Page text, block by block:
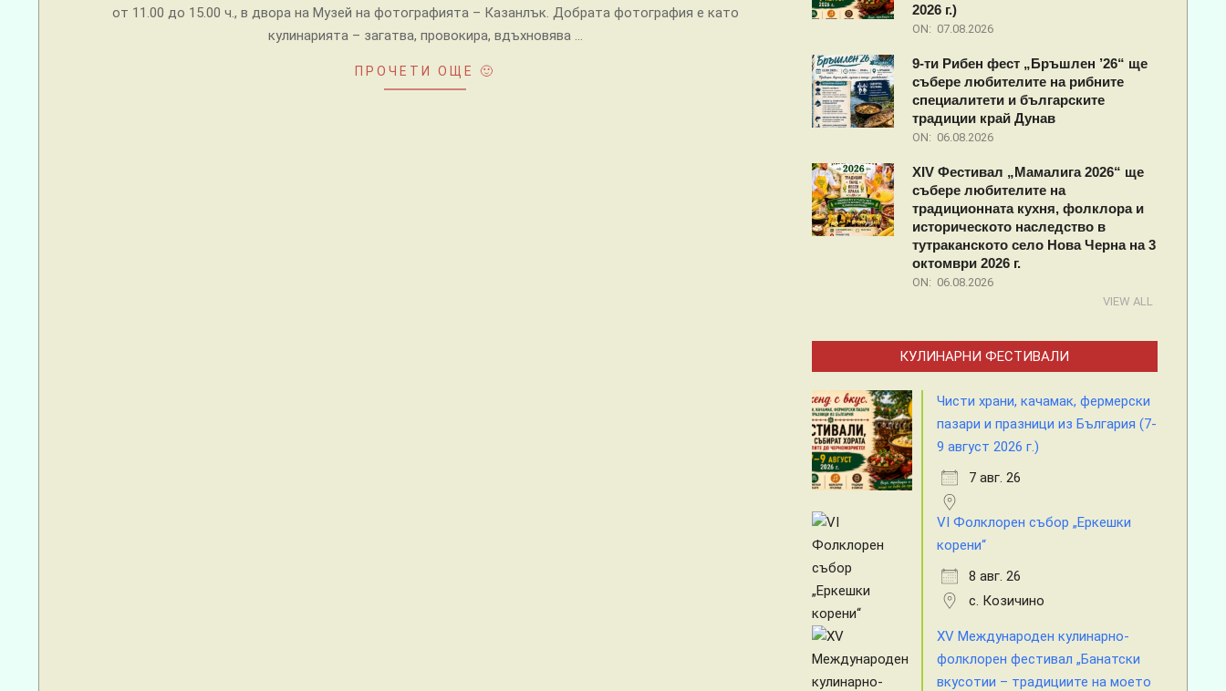
от 11.00 до 15.00 ч., в двора на Музей на фотографията – Казанлък. Добрата фотография е като
кулинарията – загатва, провокира, вдъхновява …
ПРОЧЕТИ ОЩЕ 🙂
2026 г.)
ON: 07.08.2026
9-ти Рибен фест „Бръшлен ’26“ ще
събере любителите на рибните
специалитети и българските
традиции край Дунав
ON: 06.08.2026
XIV Фестивал „Мамалига 2026“ ще
събере любителите на
традиционната кухня, фолклора и
историческото наследство в
тутраканското село Нова Черна на 3
октомври 2026 г.
ON: 06.08.2026
VIEW ALL
КУЛИНАРНИ ФЕСТИВАЛИ
Чисти храни, качамак, фермерски
пазари и празници из България (7-
9 август 2026 г.)
7 авг. 26
VI Фолклорен събор „Еркешки
корени“
8 авг. 26
с. Козичино
XV Международен кулинарно-
фолклорен фестивал „Банатски
вкусотии – традициите на моето